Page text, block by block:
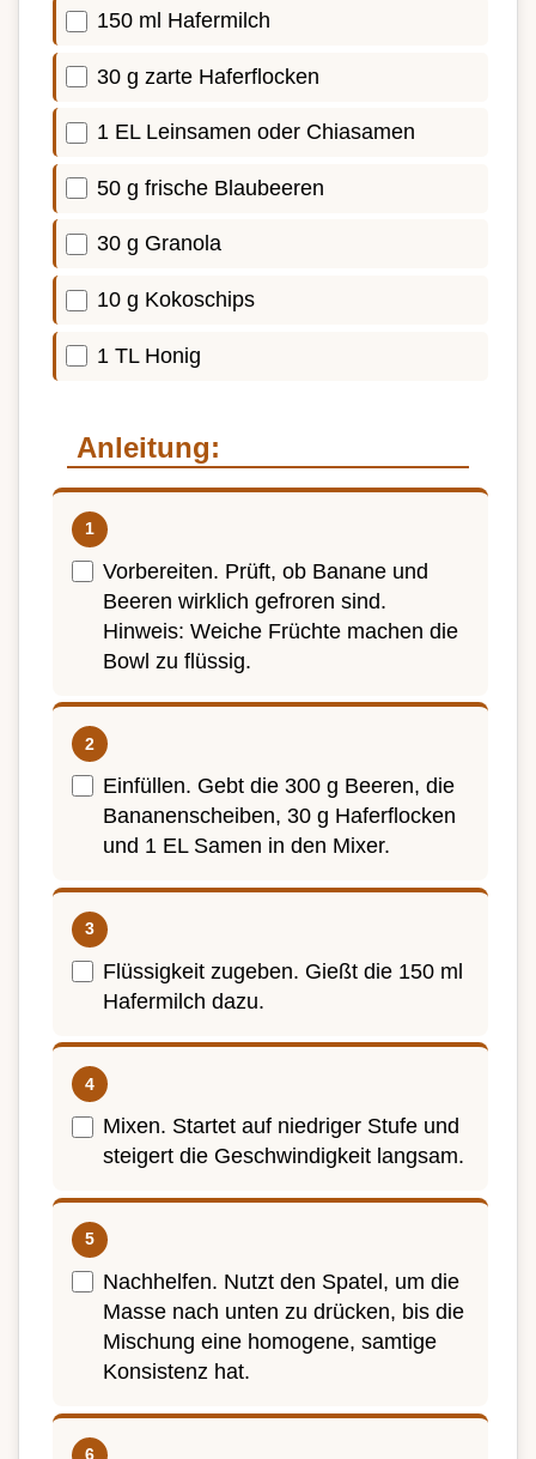
150 ml Hafermilch
30 g zarte Haferflocken
1 EL Leinsamen oder Chiasamen
50 g frische Blaubeeren
30 g Granola
10 g Kokoschips
1 TL Honig
Anleitung:
Vorbereiten. Prüft, ob Banane und
Beeren wirklich gefroren sind.
Hinweis: Weiche Früchte machen die
Bowl zu flüssig.
Einfüllen. Gebt die 300 g Beeren, die
Bananenscheiben, 30 g Haferflocken
und 1 EL Samen in den Mixer.
Flüssigkeit zugeben. Gießt die 150 ml
Hafermilch dazu.
Mixen. Startet auf niedriger Stufe und
steigert die Geschwindigkeit langsam.
Nachhelfen. Nutzt den Spatel, um die
Masse nach unten zu drücken, bis die
Mischung eine homogene, samtige
Konsistenz hat.